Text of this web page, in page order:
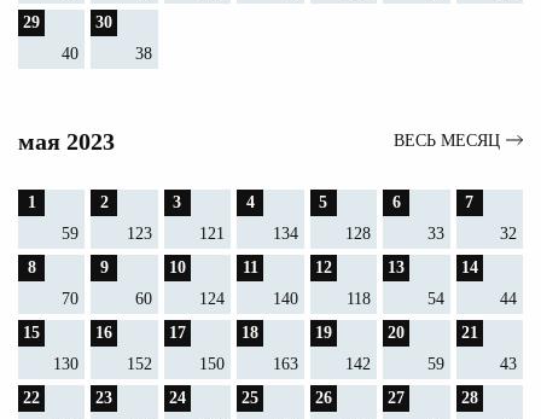
29
40
30
38
мая 2023 ВЕСЬ МЕСЯЦ
1
59
2
123
3
121
4
134
5
128
6
33
7
32
8
70
9
60
10
124
11
140
12
118
13
54
14
44
15
130
16
152
17
150
18
163
19
142
20
59
21
43
22
23
24
25
26
27
28